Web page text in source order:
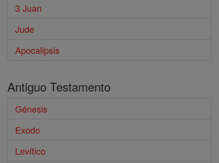
3 Juan
Jude
Apocalipsis
Antiguo Testamento
Génesis
Exodo
Levítico